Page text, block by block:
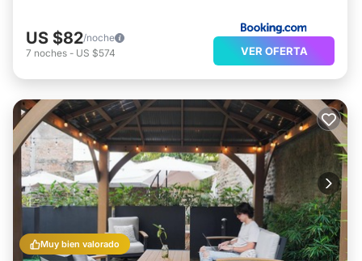
US $82/noche
7 noches - US $574 VER OFERTA
Muy bien valorado